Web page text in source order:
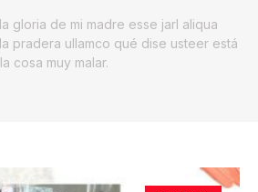
gloria de mi madre esse jarl aliqua
pradera ullamco qué dise usteer está
la cosa muy malar.